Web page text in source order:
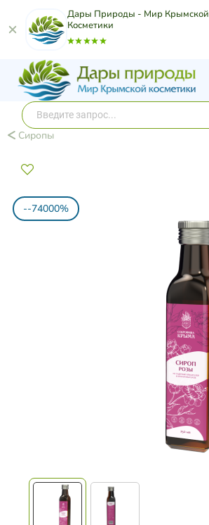
Дары Природы - Мир Крымской
Косметики
Сиропы
--74000%